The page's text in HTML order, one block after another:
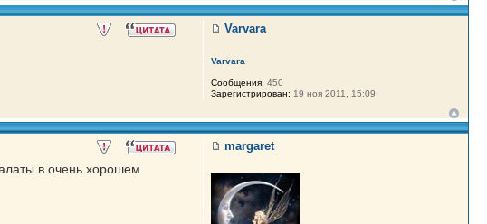
Varvara
Varvara
Сообщения: 450
Зарегистрирован: 19 ноя 2011, 15:09
в очень хорошем
margaret